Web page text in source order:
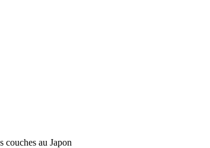
au Japon